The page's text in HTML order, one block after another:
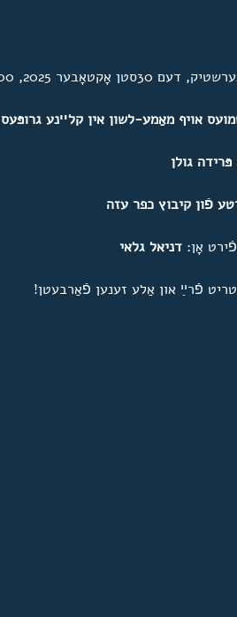
אָקטאָבער 2025, 18.00 אַ זייגער (ישׂראל), קומט פאָר דורך זום
אויף מאַמע-לשון אין קלײנע גרופּעס
פּרידה גולן
פֿון קיבוץ כפר עזה
אָן׃ דניאל גלאי
פֿרײַ און אַלע זענען פֿאַרבעטן!